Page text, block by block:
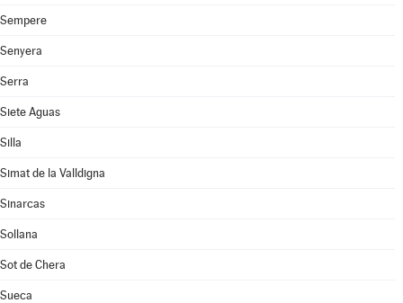
Sempere
Senyera
Serra
Siete Aguas
Silla
Simat de la Valldigna
Sinarcas
Sollana
Sot de Chera
Sueca